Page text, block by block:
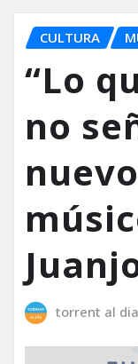
CULTURA
“Lo
no
torrent al dia